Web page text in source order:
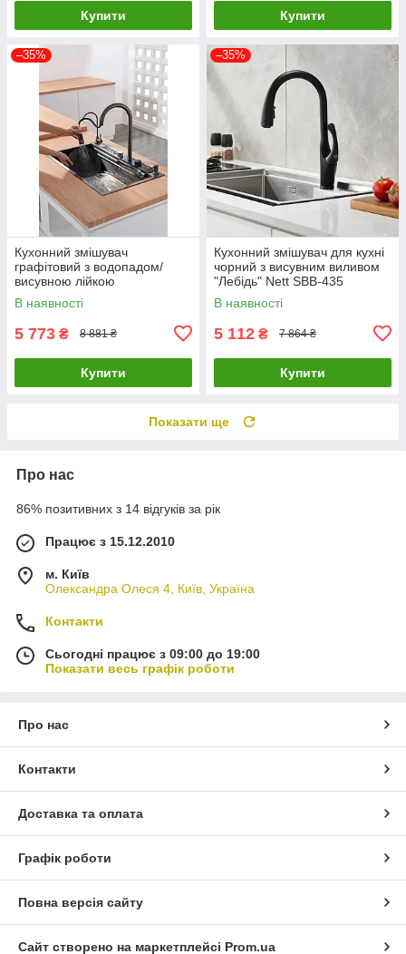
Купити Купити
–35%
Кухонний змішувач
графітовий з водопадом/
висувною лійкою
нержавіючий Nett OG-38
В наявності
5 773 ₴ 8 881 ₴
Купити
–35%
Кухонний змішувач для кухні
чорний з висувним виливом
"Лебідь" Nett SBB-435
В наявності
5 112 ₴ 7 864 ₴
Купити
Показати ще
Про нас
86% позитивних з 14 відгуків за рік
Працює з 15.12.2010
м. Київ
Олександра Олеся 4, Київ, Україна
Контакти
Сьогодні працює з 09:00 до 19:00
Показати весь графік роботи
Про нас
Контакти
Доставка та оплата
Графік роботи
Повна версія сайту
Сайт створено на маркетплейсі Prom.ua